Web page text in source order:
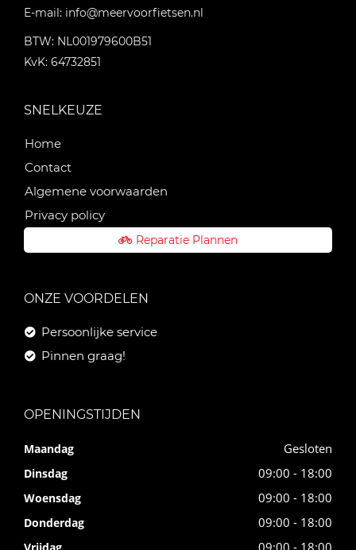
E-mail: info@meervoorfietsen.nl
BTW: NL001979600B51
KvK: 64732851
SNELKEUZE
Home
Contact
Algemene voorwaarden
Privacy policy
Reparatie Plannen
ONZE VOORDELEN
Persoonlijke service
Pinnen graag!
OPENINGSTIJDEN
Maandag Gesloten
Dinsdag 09:00 - 18:00
Woensdag 09:00 - 18:00
Donderdag 09:00 - 18:00